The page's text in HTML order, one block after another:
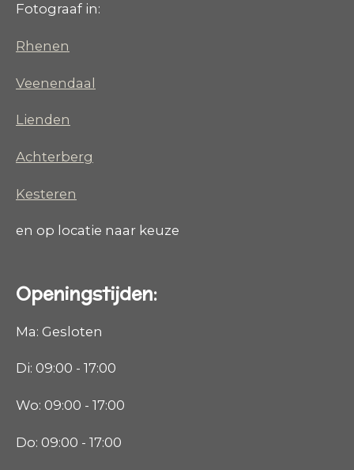
Fotograaf in:
Rhenen
Veenendaal
Lienden
Achterberg
Kesteren
en op locatie naar keuze
Openingstijden:
Ma: Gesloten
Di: 09:00 - 17:00
Wo: 09:00 - 17:00
Do: 09:00 - 17:00